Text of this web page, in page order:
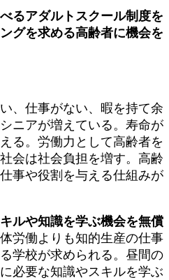
るアダルトスクール制度を
グを求める高齢者に機会を
、仕事がない、暇を持て余
ニアが増えている。寿命が
る。労働力として高齢者を
会は社会負担を増す。高齢
事や役割を与える仕組みが
ルや知識を学ぶ機会を無償
労働よりも知的生産の仕事
学校が求められる。昼間の
必要な知識やスキルを学ぶ